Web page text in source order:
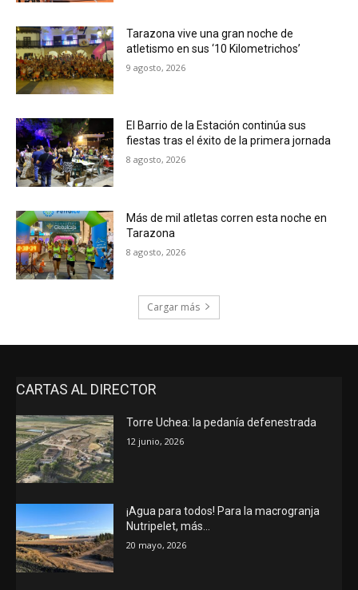
Tarazona vive una gran noche de
atletismo en sus ‘10 Kilometrichos’
9 agosto, 2026
El Barrio de la Estación continúa sus
fiestas tras el éxito de la primera jornada
8 agosto, 2026
Más de mil atletas corren esta noche en
Tarazona
8 agosto, 2026
Cargar más
CARTAS AL DIRECTOR
Torre Uchea: la pedanía defenestrada
12 junio, 2026
¡Agua para todos! Para la macrogranja
Nutripelet, más…
20 mayo, 2026